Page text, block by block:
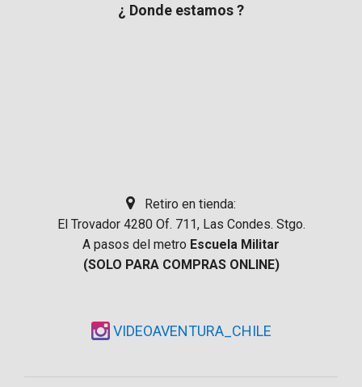
¿ Donde estamos ?
Retiro en tienda:
El Trovador 4280 Of. 711, Las Condes. Stgo.
A pasos del metro Escuela Militar
(SOLO PARA COMPRAS ONLINE)
VIDEOAVENTURA_CHILE